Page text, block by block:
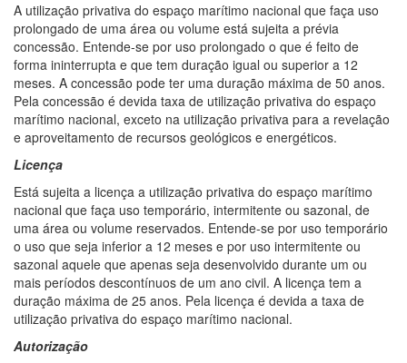
A utilização privativa do espaço marítimo nacional que faça uso
prolongado de uma área ou volume está sujeita a prévia
concessão. Entende-se por uso prolongado o que é feito de
forma ininterrupta e que tem duração igual ou superior a 12
meses. A concessão pode ter uma duração máxima de 50 anos.
Pela concessão é devida taxa de utilização privativa do espaço
marítimo nacional, exceto na utilização privativa para a revelação
e aproveitamento de recursos geológicos e energéticos.
Licença
Está sujeita a licença a utilização privativa do espaço marítimo
nacional que faça uso temporário, intermitente ou sazonal, de
uma área ou volume reservados. Entende-se por uso temporário
o uso que seja inferior a 12 meses e por uso intermitente ou
sazonal aquele que apenas seja desenvolvido durante um ou
mais períodos descontínuos de um ano civil. A licença tem a
duração máxima de 25 anos. Pela licença é devida a taxa de
utilização privativa do espaço marítimo nacional.
Autorização